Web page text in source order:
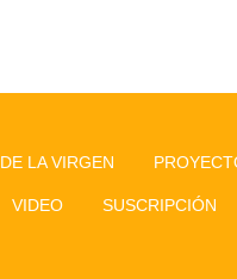
LA VIRGEN
VIDEO SUSCRIPCIÓN